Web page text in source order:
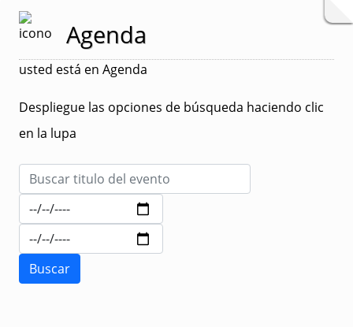
Agenda
usted está en Agenda
Despliegue las opciones de búsqueda haciendo clic
en la lupa